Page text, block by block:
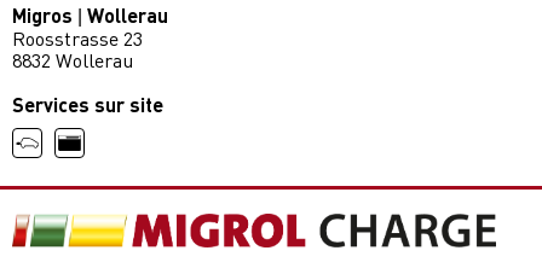
Migros | Wollerau
Roosstrasse 23
8832 Wollerau
Services sur site